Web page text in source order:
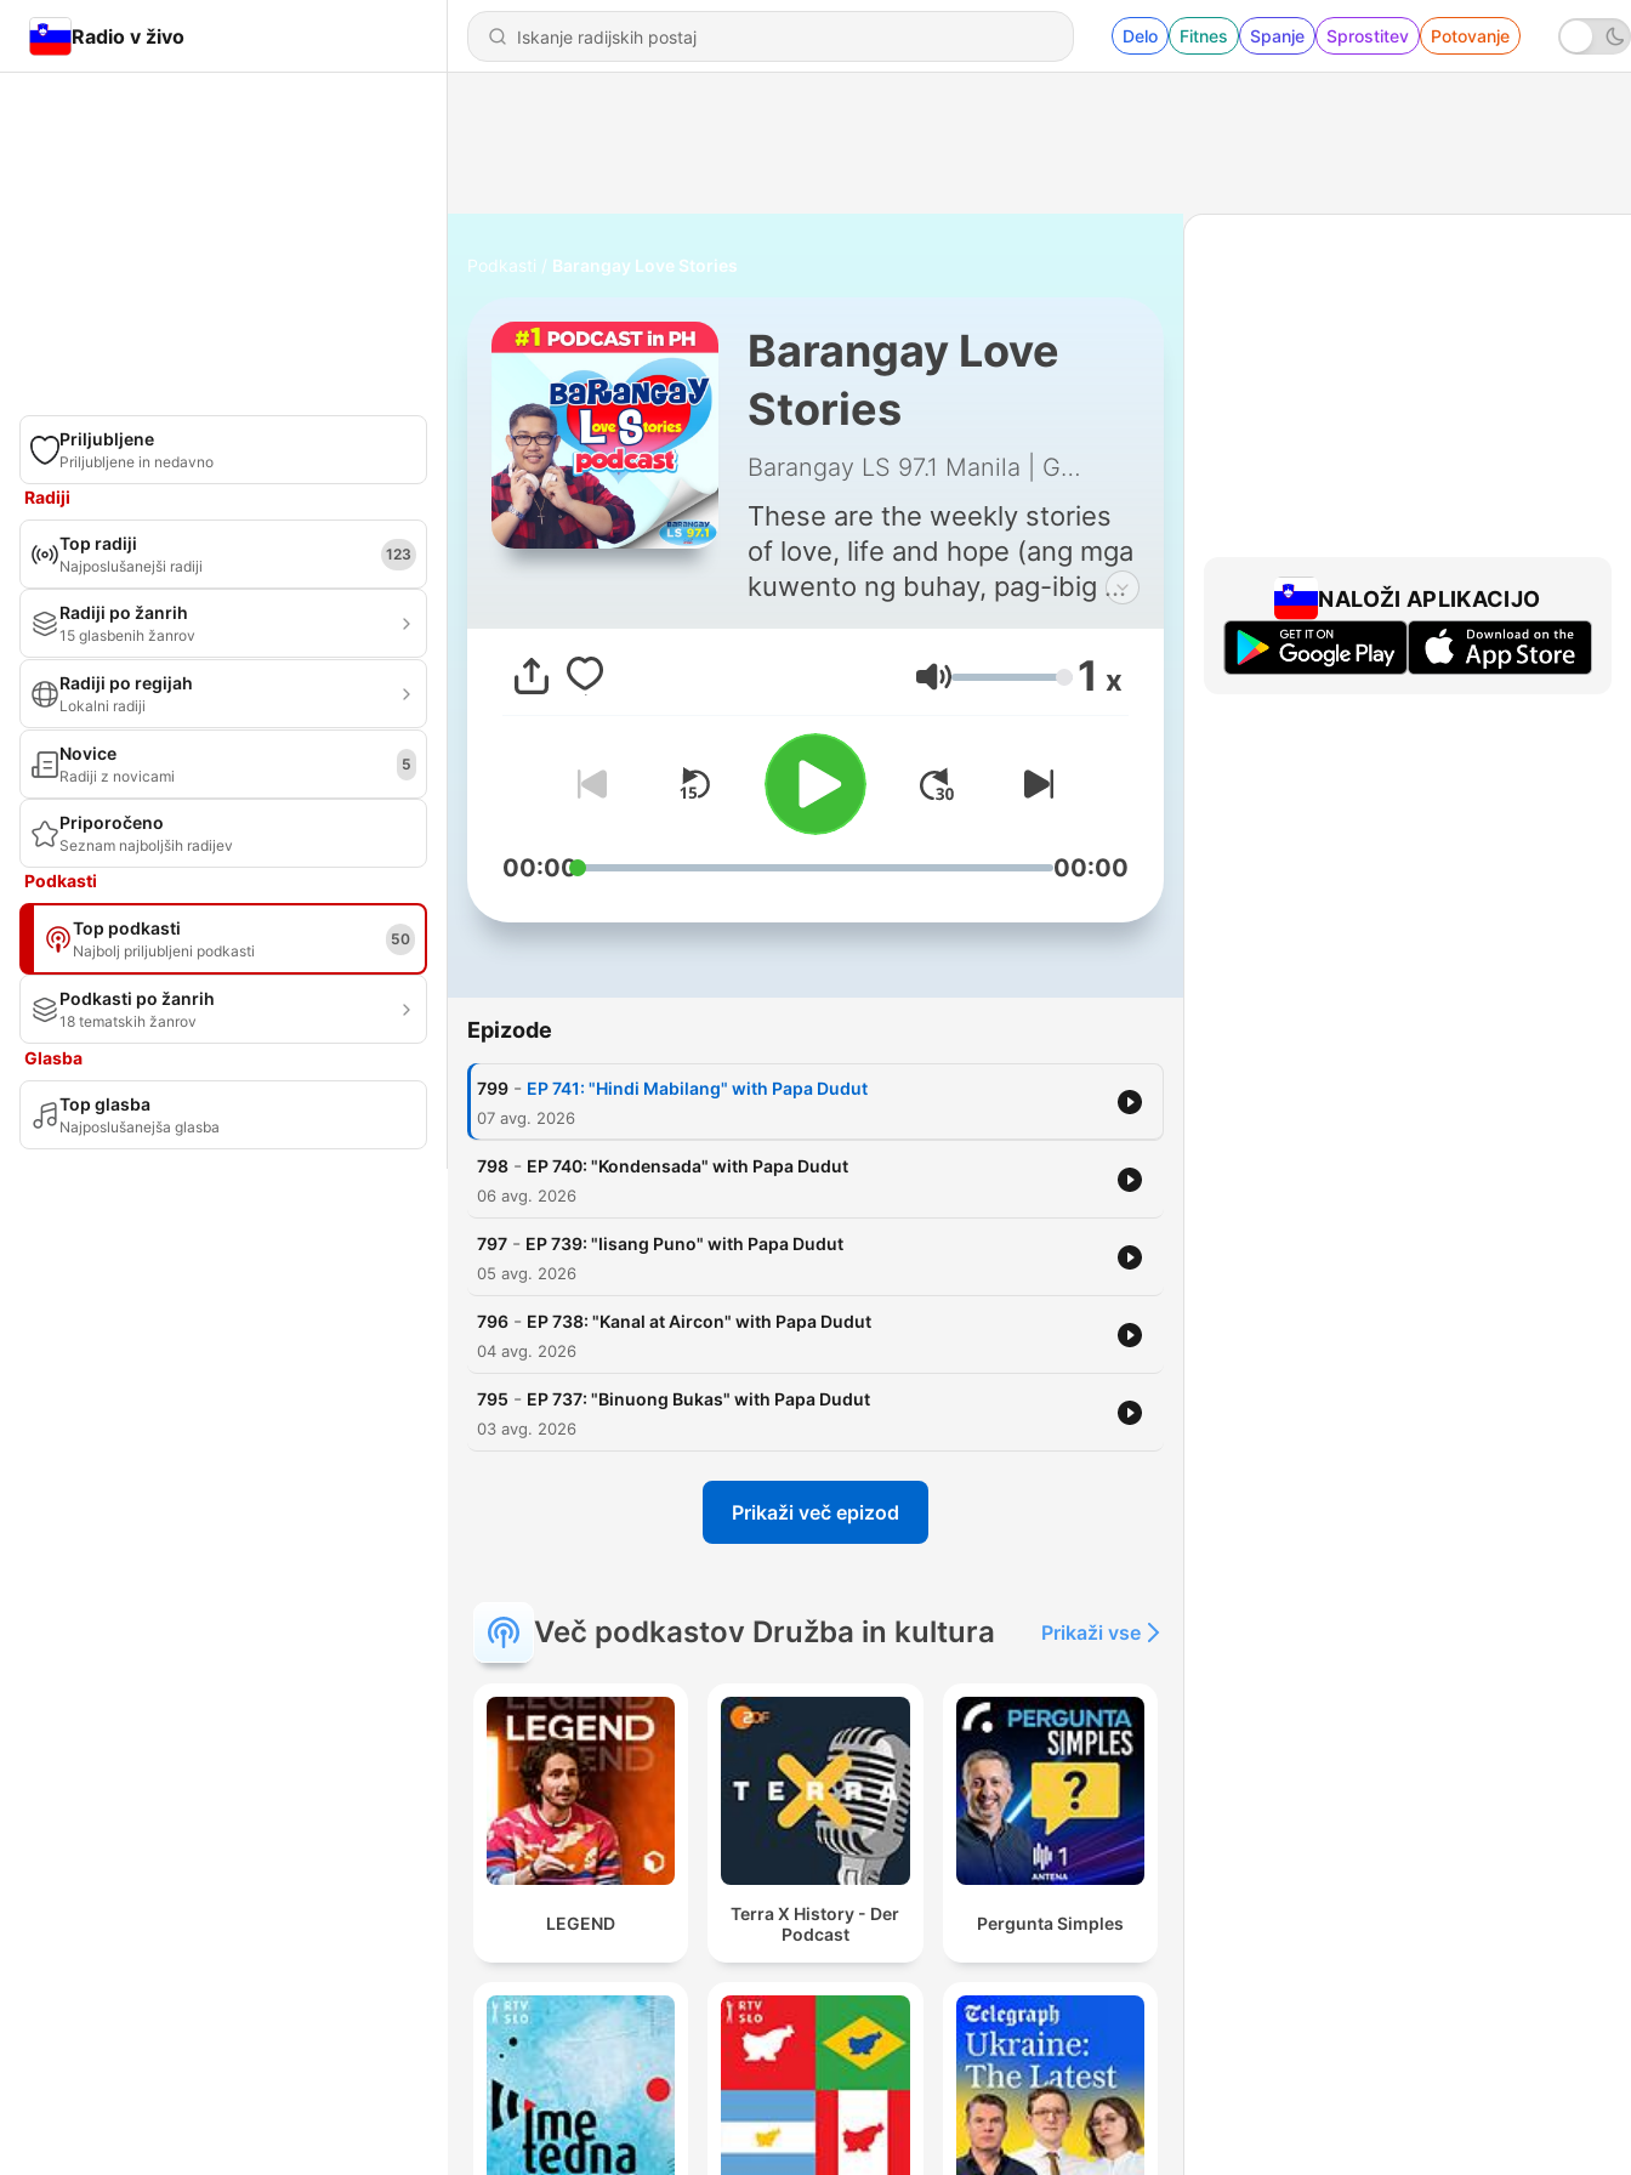
Radio v živo Delo Fitnes Spanje Sprostitev Potovanje
Priljubljene
Priljubljene in nedavno
Radiji
Top radiji
Najposlušanejši radiji
123
Radiji po žanrih
15 glasbenih žanrov
Radiji po regijah
Lokalni radiji
Novice
Radiji z novicami
5
Priporočeno
Seznam najboljših radijev
Podkasti
Top podkasti
Najbolj priljubljeni podkasti
50
Podkasti po žanrih
18 tematskih žanrov
Glasba
Top glasba
Najposlušanejša glasba
Podkasti Barangay Love Stories
Barangay Love
Stories
Barangay LS 97.1 Manila | GMA Network Inc.
These are the weekly stories
of love, life and hope (ang mga
kuwento ng buhay, pag-ibig at
pag-asa) from the listeners of
Barangay LS 97.1 FM. Listen to
Papa Dudut as he reads the
letters of our 'Kabarangays'
heartfelt experiences. The
dramatization will bring you
closer in feeling the joy, pain
and everything in between of
much ka dito. Thank you for
1 in the Philippines.
Glasnost 1 x
00:00 00:00
Epizode
799 - EP 741: "Hindi Mabilang" with Papa Dudut
07 avg. 2026
798 - EP 740: "Kondensada" with Papa Dudut
06 avg. 2026
797 - EP 739: "Iisang Puno" with Papa Dudut
05 avg. 2026
796 - EP 738: "Kanal at Aircon" with Papa Dudut
04 avg. 2026
795 - EP 737: "Binuong Bukas" with Papa Dudut
03 avg. 2026
Prikaži več epizod
Več podkastov Družba in kultura Prikaži vse
LEGEND
Terra X History - Der
Podcast
Pergunta Simples
NALOŽI APLIKACIJO